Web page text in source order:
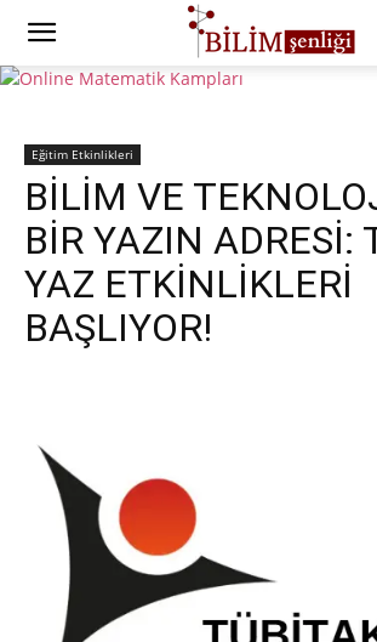
Eğitim Etkinlikleri
BİLİM VE
BİR YAZIN ADRESİ:
YAZ ETKİNLİKLERİ
BAŞLIYOR!